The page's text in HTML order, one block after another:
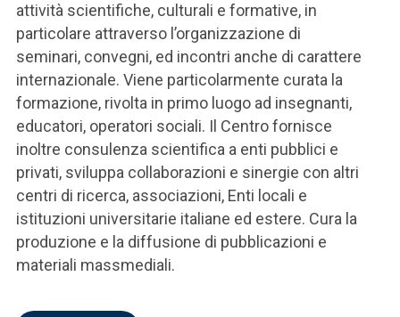
attività scientifiche, culturali e formative, in
particolare attraverso l’organizzazione di
seminari, convegni, ed incontri anche di carattere
internazionale. Viene particolarmente curata la
formazione, rivolta in primo luogo ad insegnanti,
educatori, operatori sociali. Il Centro fornisce
inoltre consulenza scientifica a enti pubblici e
privati, sviluppa collaborazioni e sinergie con altri
centri di ricerca, associazioni, Enti locali e
istituzioni universitarie italiane ed estere. Cura la
produzione e la diffusione di pubblicazioni e
materiali massmediali.